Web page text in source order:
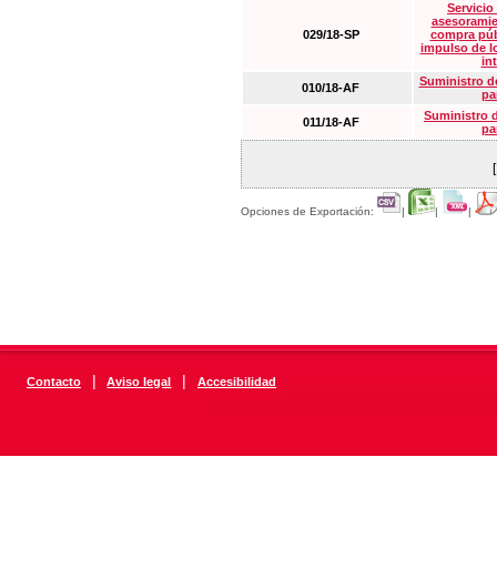
029/18-SP
Servicio
compra
impulso de
010/18-AF
Suministro
011/18-AF
Suministro
Opciones de Exportación: | | |
Contacto | Aviso legal | Accesibilidad